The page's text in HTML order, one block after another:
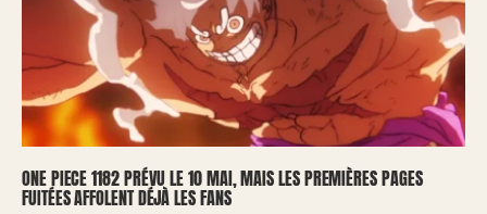
ONE PIECE 1182 PRÉVU LE 10 MAI, MAIS LES PREMIÈRES PAGES
FUITÉES AFFOLENT DÉJÀ LES FANS